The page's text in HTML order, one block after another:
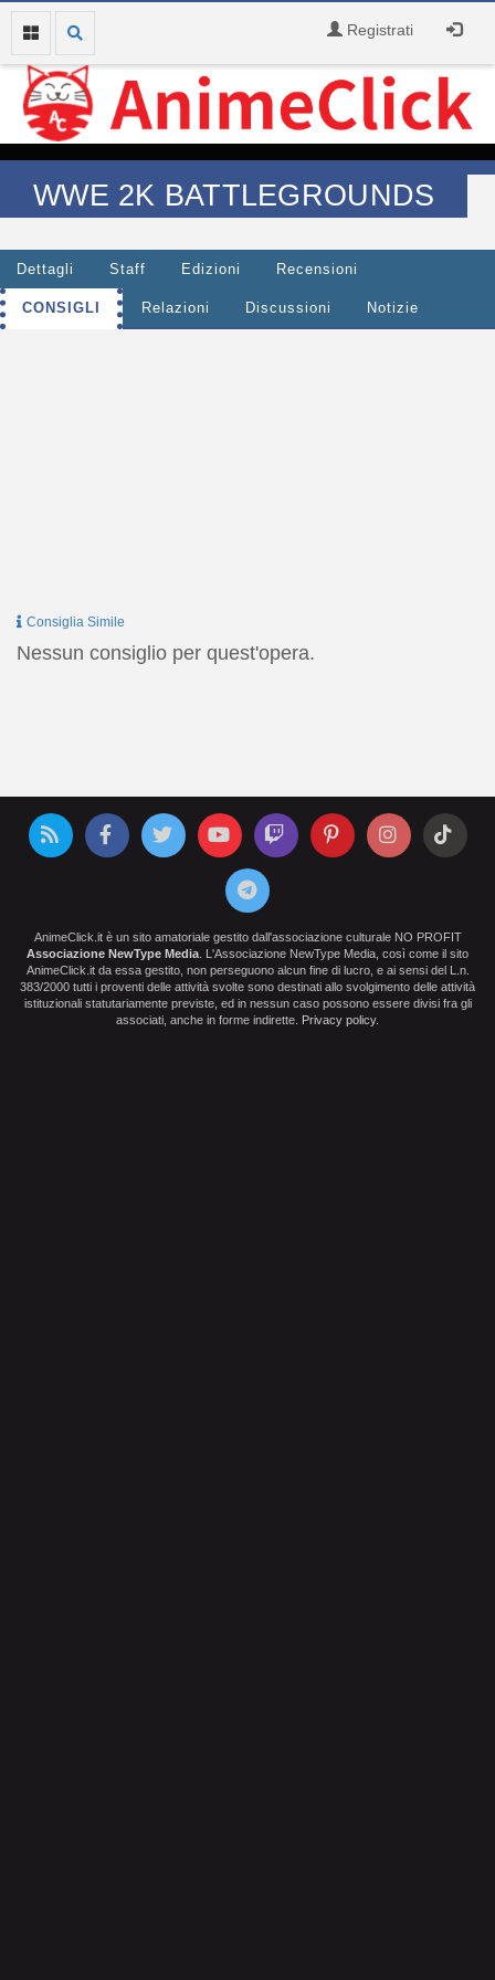
Registrati
WWE 2K BATTLEGROUNDS
Dettagli Staff Edizioni Recensioni
CONSIGLI Relazioni Discussioni Notizie
Consiglia Simile
Nessun consiglio per quest'opera.
AnimeClick.it è un sito amatoriale gestito dall'associazione culturale NO PROFIT
Associazione NewType Media . L'Associazione NewType Media, così come il sito
AnimeClick.it da essa gestito, non perseguono alcun fine di lucro, e ai sensi del L.n.
383/2000 tutti i proventi delle attività svolte sono destinati allo svolgimento delle attività
istituzionali statutariamente previste, ed in nessun caso possono essere divisi fra gli
associati, anche in forme indirette. Privacy policy.